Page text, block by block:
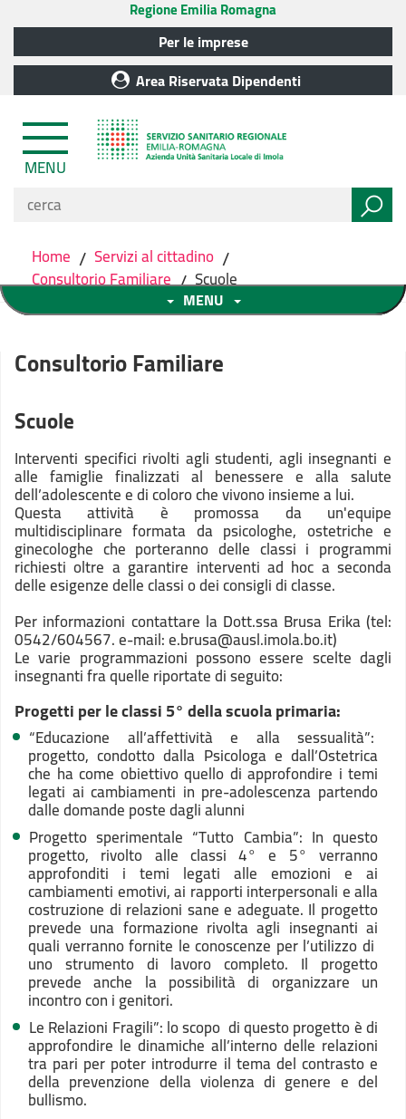
Regione Emilia Romagna
Per le imprese
Area Riservata Dipendenti
MENU
Home / Servizi al cittadino /
Consultorio Familiare / Scuole
MENU
Consultorio Familiare
Scuole
Interventi specifici rivolti agli studenti, agli insegnanti e
alle famiglie finalizzati al benessere e alla salute
dell’adolescente e di coloro che vivono insieme a lui.
Questa attività è promossa da un'equipe
multidisciplinare formata da psicologhe, ostetriche e
ginecologhe che porteranno delle classi i programmi
richiesti oltre a garantire interventi ad hoc a seconda
delle esigenze delle classi o dei consigli di classe.
Per informazioni contattare la Dott.ssa Brusa Erika (tel:
0542/604567. e-mail: e.brusa@ausl.imola.bo.it)
Le varie programmazioni possono essere scelte dagli
insegnanti fra quelle riportate di seguito:
Progetti per le classi 5° della scuola primaria:
“Educazione all’affettività e alla sessualità”:
progetto, condotto dalla Psicologa e dall’Ostetrica
che ha come obiettivo quello di approfondire i temi
legati ai cambiamenti in pre-adolescenza partendo
dalle domande poste dagli alunni
Progetto sperimentale “Tutto Cambia”: In questo
progetto, rivolto alle classi 4° e 5° verranno
approfonditi i temi legati alle emozioni e ai
cambiamenti emotivi, ai rapporti interpersonali e alla
costruzione di relazioni sane e adeguate. Il progetto
prevede una formazione rivolta agli insegnanti ai
quali verranno fornite le conoscenze per l’utilizzo di
uno strumento di lavoro completo. Il progetto
prevede anche la possibilità di organizzare un
incontro con i genitori.
Le Relazioni Fragili”: lo scopo di questo progetto è di
approfondire le dinamiche all’interno delle relazioni
tra pari per poter introdurre il tema del contrasto e
della prevenzione della violenza di genere e del
bullismo.